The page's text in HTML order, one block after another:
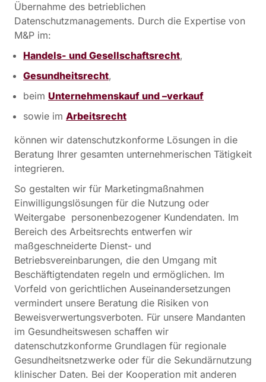
Übernahme des betrieblichen
Datenschutzmanagements. Durch die Expertise von
M&P im:
Handels- und Gesellschaftsrecht,
Gesundheitsrecht,
beim Unternehmenskauf und –verkauf
sowie im Arbeitsrecht
können wir datenschutzkonforme Lösungen in die
Beratung Ihrer gesamten unternehmerischen Tätigkeit
integrieren.
So gestalten wir für Marketingmaßnahmen
Einwilligungslösungen für die Nutzung oder
Weitergabe personenbezogener Kundendaten. Im
Bereich des Arbeitsrechts entwerfen wir
maßgeschneiderte Dienst- und
Betriebsvereinbarungen, die den Umgang mit
Beschäftigtendaten regeln und ermöglichen. Im
Vorfeld von gerichtlichen Auseinandersetzungen
vermindert unsere Beratung die Risiken von
Beweisverwertungsverboten. Für unsere Mandanten
im Gesundheitswesen schaffen wir
datenschutzkonforme Grundlagen für regionale
Gesundheitsnetzwerke oder für die Sekundärnutzung
klinischer Daten. Bei der Kooperation mit anderen